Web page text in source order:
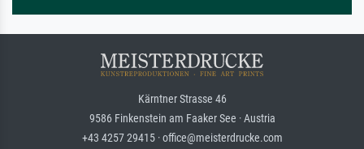
Kärntner Strasse 46
9586 Finkenstein am Faaker See · Austria
+43 4257 29415 · office@meisterdrucke.com